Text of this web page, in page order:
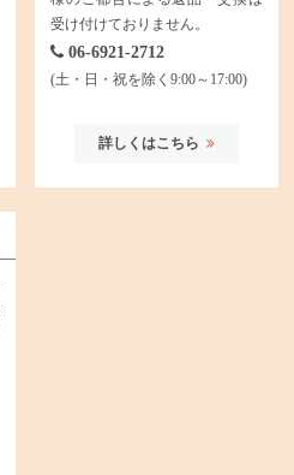
受け付けておりません。
06-6921-2712
(土・日・祝を除く9:00～17:00)
詳しくはこちら